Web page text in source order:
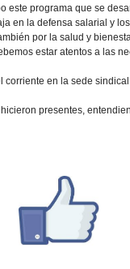
este programa que se
en la defensa salarial y
por la salud y
estar atentos a las
corriente en la sede
presentes,